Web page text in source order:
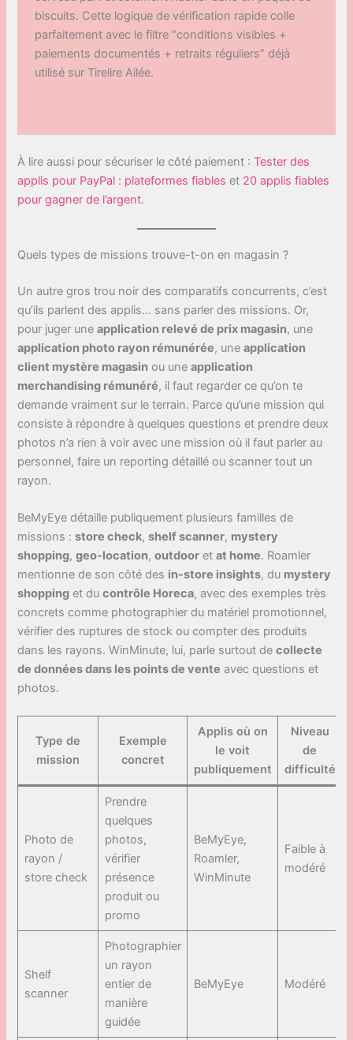
biscuits. Cette logique de vérification rapide colle
parfaitement avec le filtre “conditions visibles +
paiements documentés + retraits réguliers” déjà
utilisé sur Tirelire Ailée.
À lire aussi pour sécuriser le côté paiement :Tester des
applis pour PayPal : plateformes fiables et 20 applis fiables
pour gagner de l’argent.
Quels types de missions trouve-t-on en magasin ?
Un autre gros trou noir des comparatifs concurrents, c’est
qu’ils parlent des applis… sans parler des missions. Or,
pour juger uneapplication relevé de prix magasin, une
application photo rayon rémunérée, uneapplication
client mystère magasin ou uneapplication
merchandising rémunéré, il faut regarder ce qu’on te
demande vraiment sur le terrain. Parce qu’une mission qui
consiste à répondre à quelques questions et prendre deux
photos n’a rien à voir avec une mission où il faut parler au
personnel, faire un reporting détaillé ou scanner tout un
rayon.
BeMyEye détaille publiquement plusieurs familles de
missions :store check,shelf scanner, mystery
shopping,geo-location,outdoor etat home. Roamler
mentionne de son côté des in-store insights, du mystery
shopping et ducontrôle Horeca, avec des exemples très
concrets comme photographier du matériel promotionnel,
vérifier des ruptures de stock ou compter des produits
dans les rayons. WinMinute, lui, parle surtout decollecte
de données dans les points de vente avec questions et
photos.
Type de
mission
Exemple
concret
Applis où on
le voit
publiquement
Niveau
de
difficulté
Photo de
rayon /
store check
Prendre
quelques
photos,
vérifier
présence
produit ou
promo
BeMyEye,
Roamler,
WinMinute
Faible à
modéré
Shelf
scanner
Photographier
un rayon
entier de
manière
guidée
BeMyEye Modéré